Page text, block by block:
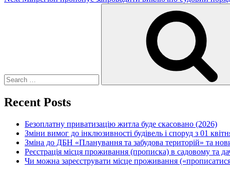
Recent Posts
Безоплатну приватизацію житла буде скасовано (2026)
Зміни вимог до інклюзивності будівель і споруд з 01
Зміна до ДБН «Планування та забудова територій» та
Реєстрація місця проживання (прописка) в садовому та
Чи можна зареєструвати місце проживання